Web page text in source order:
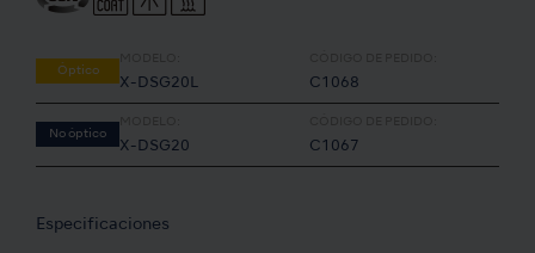
Óptico
X-DSG20L C1068
No óptico
X-DSG20 C1067
Especificaciones